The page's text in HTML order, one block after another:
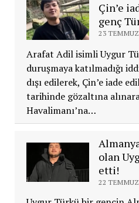
Çin’e
genç
23
Arafat Adil isimli Uygur
duruşmaya katılmadığı
dışı edilerek, Çin’e iade
tarihinde gözaltına
Havalimanı’na…
olan
etti!
22